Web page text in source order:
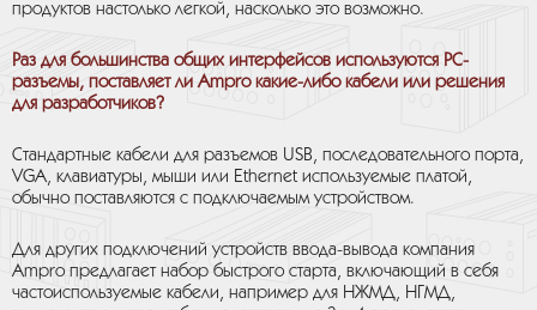
продуктов настолько легкой, насколько это возможно.
Раз для большинства общих интерфейсов используются РС-
разъемы, поставляет ли Ampro какие-либо кабели или решения
для разработчиков?
Стандартные кабели для разъемов USB, последовательного порта,
VGA, клавиатуры, мыши или Ethernet используемые платой,
обычно поставляются с подключаемым устройством.
Для других подключений устройств ввода-вывода компания
Ampro предлагает набор быстрого старта, включающий в себя
частоиспользуемые кабели, например для НЖМД, НГМД,